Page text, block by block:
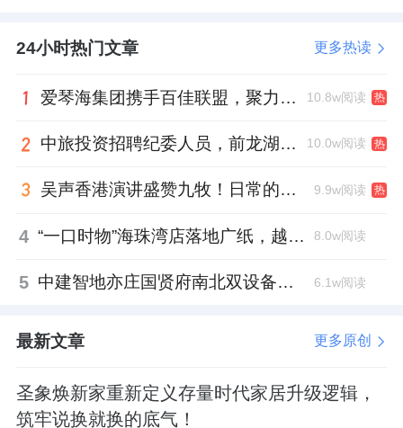
24小时热门文章 更多热读
爱琴海集团携手百佳联盟，聚力共拓存量商业新赛道 10.8w阅读 热
中旅投资招聘纪委人员，前龙湖副总裁胡若翔掌舵 10.0w阅读 热
吴声香港演讲盛赞九牧！日常的小锚点变成科技突破点！ 9.9w阅读 热
4 “一口时物”海珠湾店落地广纸，越秀地产以“新鲜现制”商业新场景打造社区高品质生活 8.0w阅读
5 中建智地亦庄国贤府南北双设备平台，得房率创区域新高 6.1w阅读
最新文章 更多原创
圣象焕新家重新定义存量时代家居升级逻辑，
筑牢说换就换的底气！